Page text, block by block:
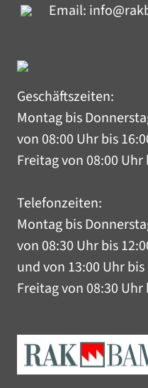
Email:
Geschäftszeiten:
Montag bis
von 08:00 Uhr bis
Freitag von 08:00 Uhr
Telefonzeiten:
Montag bis
von 08:30 Uhr bis
und von 13:00 Uhr
Freitag von 08:30 Uhr